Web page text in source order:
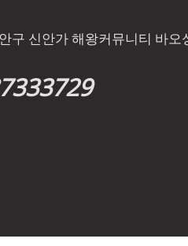
구 신안가 해왕커뮤니티 바오